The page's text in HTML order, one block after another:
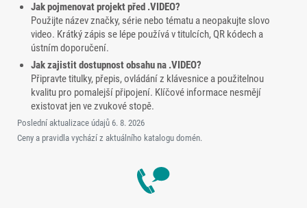
Jak pojmenovat projekt před .VIDEO?
Použijte název značky, série nebo tématu a neopakujte slovo
video. Krátký zápis se lépe používá v titulcích, QR kódech a
ústním doporučení.
Jak zajistit dostupnost obsahu na .VIDEO?
Připravte titulky, přepis, ovládání z klávesnice a použitelnou
kvalitu pro pomalejší připojení. Klíčové informace nesmějí
existovat jen ve zvukové stopě.
Poslední aktualizace údajů 6. 8. 2026
Ceny a pravidla vychází z aktuálního katalogu domén.